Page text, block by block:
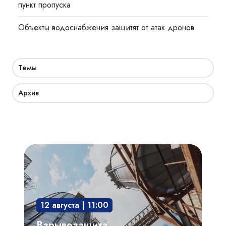
пункт пропуска
Объекты водоснабжения защитят от атак дронов
Темы
Архив
Взрывозащита
технологического
оборудования:
защита
опасного
производственного
12 августа | 11:00